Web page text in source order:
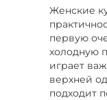
Цвет Белый,
Размер 54,
Цвет Серый,
Женские
первую
холодную
играет
верхней
подходит